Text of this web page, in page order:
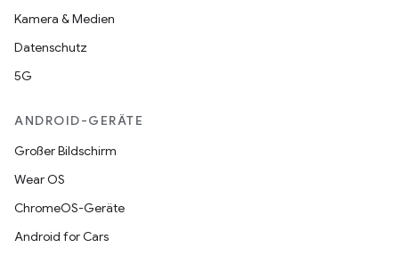
Kamera & Medien
Datenschutz
5G
ANDROID-GERÄTE
Großer Bildschirm
Wear OS
ChromeOS-Geräte
Android for Cars